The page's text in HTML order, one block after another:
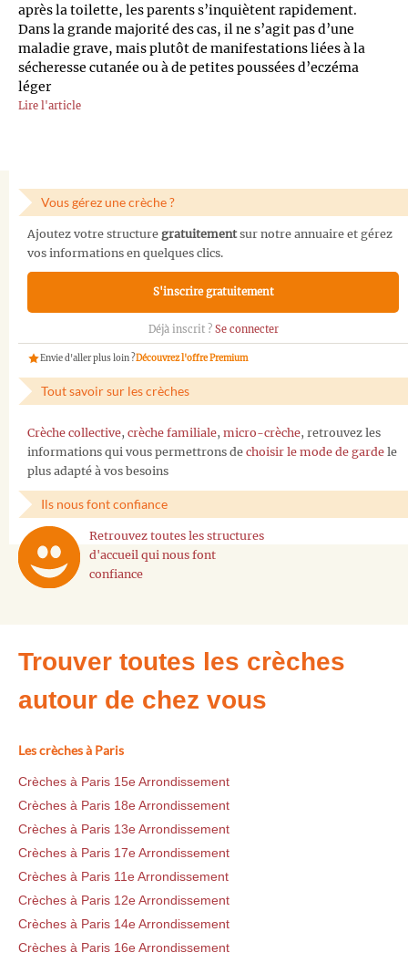
après la toilette, les parents s’inquiètent rapidement.
Dans la grande majorité des cas, il ne s’agit pas d’une
maladie grave, mais plutôt de manifestations liées à la
sécheresse cutanée ou à de petites poussées d’eczéma
léger
Lire l'article
Vous gérez une crèche ?
Ajoutez votre structure gratuitementsur notre annuaire et gérez
vos informations en quelques clics.
S'inscrire gratuitement
Déjà inscrit ? Se connecter
Envie d'aller plus loin ?Découvrez l'offre Premium
Tout savoir sur les crèches
Crèche collective, crèche familiale, micro-crèche, retrouvez les
informations qui vous permettrons de choisir le mode de garde le
plus adapté à vos besoins
Ils nous font confiance
Retrouvez toutes les structures
d'accueil qui nous font
confiance
Trouver toutes les crèches
autour de chez vous
Les crèches à Paris
Crèches à Paris 15e Arrondissement
Crèches à Paris 18e Arrondissement
Crèches à Paris 13e Arrondissement
Crèches à Paris 17e Arrondissement
Crèches à Paris 11e Arrondissement
Crèches à Paris 12e Arrondissement
Crèches à Paris 14e Arrondissement
Crèches à Paris 16e Arrondissement